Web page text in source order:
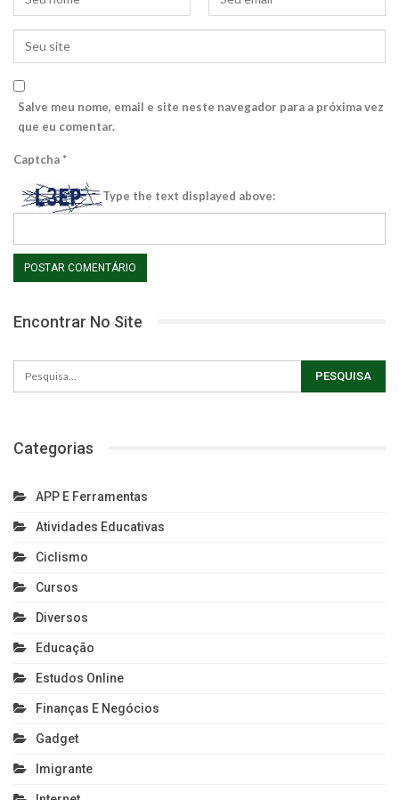
Salve meu nome, email e site neste navegador para a próxima vez
que eu comentar.
Captcha*
Type the text displayed above:
Encontrar No Site
Categorias
APP E Ferramentas
Atividades Educativas
Ciclismo
Cursos
Diversos
Educação
Estudos Online
Finanças E Negócios
Gadget
Imigrante